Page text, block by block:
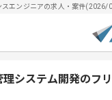
スエンジニアの求人・案件
理システム開発のフ